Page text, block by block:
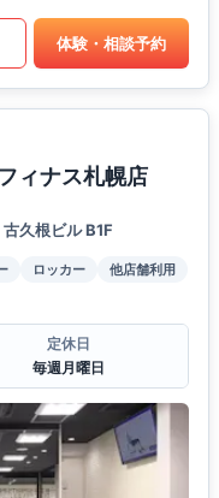
体験・相談予約
ィナス札幌店
久根ビル B1F
ロッカー
他店舗利用
定休日
毎週月曜日